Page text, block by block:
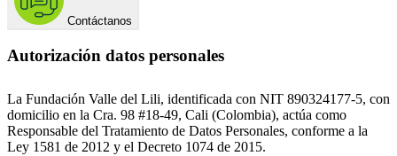
Contáctanos
Autorización datos personales
La Fundación Valle del Lili, identificada con NIT 890324177-5, con
domicilio en la Cra. 98 #18-49, Cali (Colombia), actúa como
Responsable del Tratamiento de Datos Personales, conforme a la
Ley 1581 de 2012 y el Decreto 1074 de 2015.